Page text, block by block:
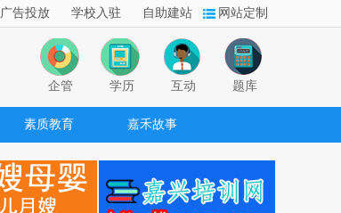
广告投放 学校入驻 自助建站 网站定制
企管 学历 互动 题库
素质教育 嘉禾故事